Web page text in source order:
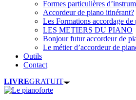
Formes particulières
Accordeur de piano itinérant?
Les Formations accordage de
LES METIERS DU PIANO
Bonjour futur accordeur de
Le métier d’accordeur de
Outils
Contact
LIVREGRATUIT